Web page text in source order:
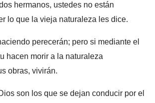
hermanos, ustedes no están
lo que la vieja naturaleza les dice.
perecerán; pero si mediante el
hacen morir a la naturaleza
obras, vivirán.
son los que se dejan conducir por el